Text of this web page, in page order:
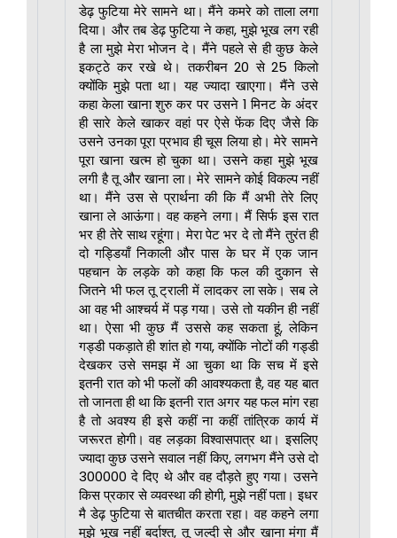
डेढ़ फुटिया मेरे सामने था। मैंने कमरे को ताला लगा
दिया। और तब डेढ़ फुटिया ने कहा, मुझे भूख लग रही
है ला मुझे मेरा भोजन दे। मैंने पहले से ही कुछ केले
इकट्ठे कर रखे थे। तकरीबन 20 से 25 किलो
क्योंकि मुझे पता था। यह ज्यादा खाएगा। मैंने उसे
कहा केला खाना शुरु कर पर उसने 1 मिनट के अंदर
ही सारे केले खाकर वहां पर ऐसे फेंक दिए जैसे कि
उसने उनका पूरा प्रभाव ही चूस लिया हो। मेरे सामने
पूरा खाना खत्म हो चुका था। उसने कहा मुझे भूख
लगी है तू और खाना ला। मेरे सामने कोई विकल्प नहीं
था। मैंने उस से प्रार्थना की कि मैं अभी तेरे लिए
खाना ले आऊंगा। वह कहने लगा। मैं सिर्फ इस रात
भर ही तेरे साथ रहूंगा। मेरा पेट भर दे तो मैंने तुरंत ही
दो गड्डियाँ निकाली और पास के घर में एक जान
पहचान के लड़के को कहा कि फल की दुकान से
जितने भी फल तू ट्राली में लादकर ला सके। सब ले
आ वह भी आश्चर्य में पड़ गया। उसे तो यकीन ही नहीं
था। ऐसा भी कुछ मैं उससे कह सकता हूं, लेकिन
गड्डी पकड़ाते ही शांत हो गया, क्योंकि नोटों की गड्डी
देखकर उसे समझ में आ चुका था कि सच में इसे
इतनी रात को भी फलों की आवश्यकता है, वह यह बात
तो जानता ही था कि इतनी रात अगर यह फल मांग रहा
है तो अवश्य ही इसे कहीं ना कहीं तांत्रिक कार्य में
जरूरत होगी। वह लड़का विश्वासपात्र था। इसलिए
ज्यादा कुछ उसने सवाल नहीं किए, लगभग मैंने उसे दो
₹300000 दे दिए थे और वह दौड़ते हुए गया। उसने
किस प्रकार से व्यवस्था की होगी, मुझे नहीं पता। इधर
मै डेढ़ फुटिया से बातचीत करता रहा। वह कहने लगा
मुझे भूख नहीं बर्दाश्त, तू जल्दी से और खाना मंगा मैं